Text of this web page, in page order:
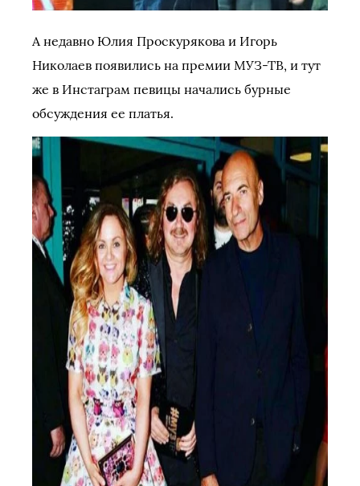
А недавно Юлия Проскурякова и Игорь
Николаев появились на премии МУЗ-ТВ, и тут
же в Инстаграм певицы начались бурные
обсуждения ее платья.